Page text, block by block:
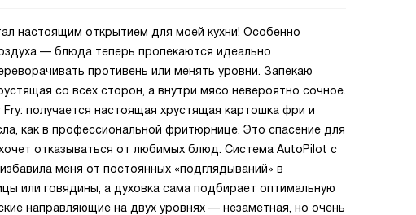
настоящим открытием для моей кухни! Особенно
— блюда теперь пропекаются идеально
противень или менять уровни. Запекаю
со всех сторон, а внутри мясо невероятно сочное.
получается настоящая хрустящая картошка фри и
как в профессиональной фритюрнице. Это спасение для
отказываться от любимых блюд. Система AutoPilot с
меня от постоянных «подглядываний» в
или говядины, а духовка сама подбирает оптимальную
направляющие на двух уровнях — незаметная, но очень